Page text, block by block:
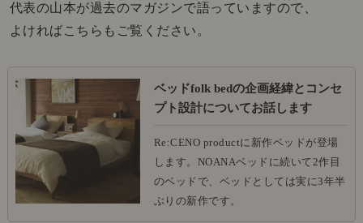
代表の山本が過去のマガジンで語っていますので、
よければこちらもご覧ください。
ベッドfolk bedの企画経緯とコンセ
プト設計についてお話します
Re:CENO productに新作ベッドが登場
します。NOANAベッドに続いて2作目
のベッドで、ベッドとしては実に3年半
ぶりの新作です。